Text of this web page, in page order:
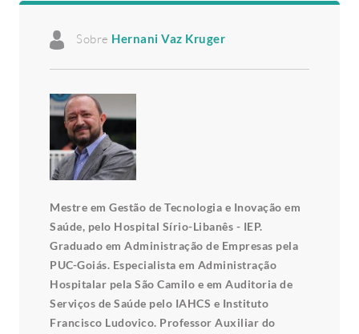
Sobre Hernani Vaz Kruger
Mestre em Gestão de Tecnologia e Inovação em
Saúde, pelo Hospital Sírio-Libanês - IEP.
Graduado em Administração de Empresas pela
PUC-Goiás. Especialista em Administração
Hospitalar pela São Camilo e em Auditoria de
Serviços de Saúde pelo IAHCS e Instituto
Francisco Ludovico. Professor Auxiliar do